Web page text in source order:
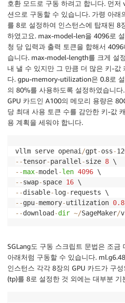
호환 모드로 구동 하려고 합니다. 먼저
션으로 구동할 수 있습니다. 가령 아
를 8로 설정하여 인스턴스에 탑재된 8
하였고요. max-model-len을 4096로
청 당 입력과 출력 토큰을 합해서
습니다. max-model-length를 크게 설
내 낼 수 있지만 그 만큼 더 많은 키-값
다. gpu-memory-utilization은 0.8로
의 80%를 사용하도록 설정하였습니
GPU 카드인 A100의 메모리 용량은
당 최대 사용 토큰 수를 감안한 키-값
용 계획을 세워야 합니다.
vllm serve openai /gpt-oss-
- -tensor-parallel -size 8
- -max-model -len 4096
- -swap-space 16
- -disable-log-
- -gpu-memory-utilization 0.8
- -download -dir ~/SageMaker/
SGLang도 구동 스크립트 문법은 조금
아래처럼 구동할 수 있습니다.
인스턴스 각각 8장의 GPU 카드가 구
(tp)를 8로 설정한 것 외에는 대부분 기